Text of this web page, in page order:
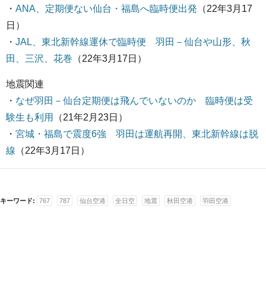
・ ANA、定期便ない仙台・福島へ臨時便出発 （22年3月17
日）
・ JAL、東北新幹線運休で臨時便 羽田－仙台や山形、秋
田、三沢、花巻 （22年3月17日）
地震関連
・ なぜ羽田－仙台定期便は飛んでいないのか 臨時便は受
験生も利用
（21年2月23日）
・ 宮城・福島で震度6強 羽田は運航再開、東北新幹線は脱
線 （22年3月17日）
キーワード: 767 787 仙台空港 全日空 地震 秋田空港 羽田空港